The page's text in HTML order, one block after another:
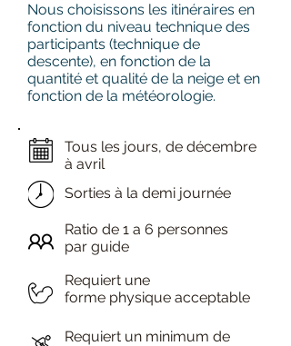
Nous choisissons les itinéraires en
fonction du niveau technique des
participants (technique de
descente), en fonction de la
quantité et qualité de la neige et en
fonction de la météorologie.
Tous les jours, de décembre
à avril
Sorties à la demi journée
Ratio de 1 a 6 personnes
par guide
Requiert une
forme physique acceptable
Requiert un minimum de